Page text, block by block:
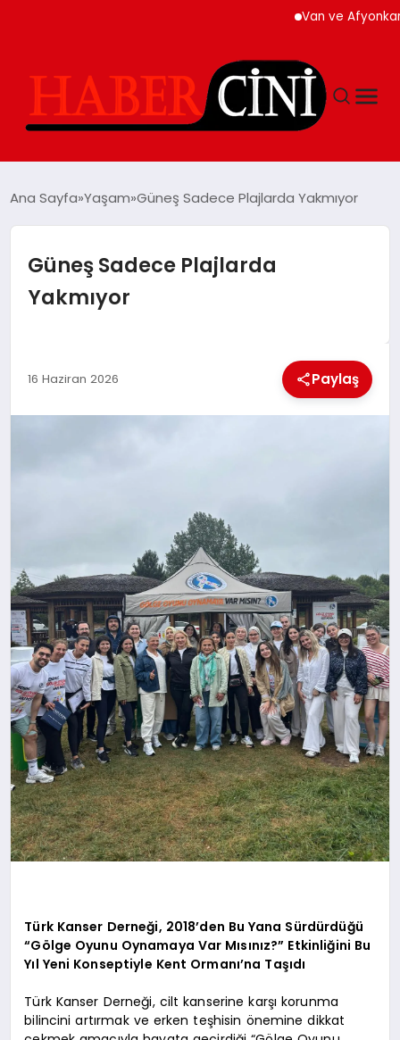
Van ve
GÜNCEL
GÜNDEM
Ana Sayfa Yaşam Güneş Sadece Plajlarda Yakmıyor
Güneş Sadece Plajlarda
Yakmıyor
16 Haziran 2026 Paylaş
Türk Kanser Derneği, 2018’den Bu Yana Sürdürdüğü
“Gölge Oyunu Oynamaya Var Mısınız?” Etkinliğini Bu
Yıl Yeni Konseptiyle Kent Ormanı’na Taşıdı
Türk Kanser Derneği, cilt kanserine karşı korunma
bilincini artırmak ve erken teşhisin önemine dikkat